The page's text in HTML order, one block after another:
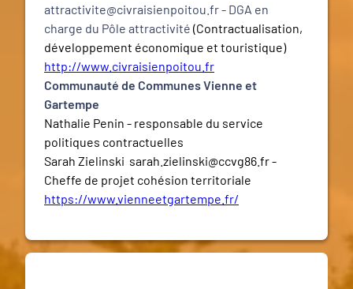
attractivite@civraisienpoitou.fr - DGA en
charge du Pôle attractivité (Contractualisation,
développement économique et touristique)
http://www.civraisienpoitou.fr
Communauté de Communes Vienne et
Gartempe
Nathalie Penin - responsable du service
politiques contractuelles
Sarah Zielinski sarah.zielinski@ccvg86.fr -
Cheffe de projet cohésion territoriale
https://www.vienneetgartempe.fr/